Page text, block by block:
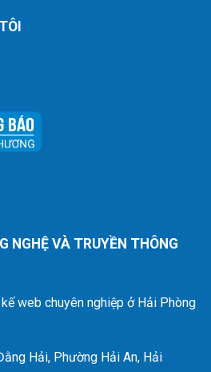
NGHỆ VÀ TRUYỀN THÔNG
web chuyên nghiệp ở Hải Phòng
Hải, Phường Hải An, Hải